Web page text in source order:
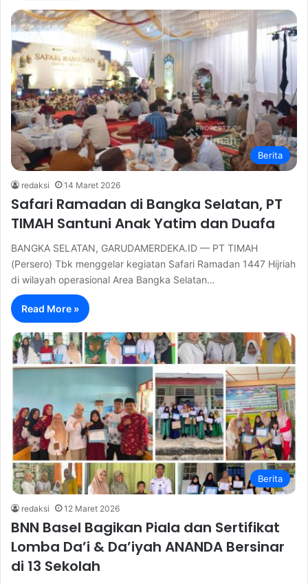
Berita
redaksi 14 Maret 2026
Safari Ramadan di Bangka Selatan, PT
TIMAH Santuni Anak Yatim dan Duafa
BANGKA SELATAN, GARUDAMERDEKA.ID — PT TIMAH
(Persero) Tbk menggelar kegiatan Safari Ramadan 1447 Hijriah
di wilayah operasional Area Bangka Selatan…
Read More »
Berita
redaksi 12 Maret 2026
BNN Basel Bagikan Piala dan Sertifikat
Lomba Da’i & Da’iyah ANANDA Bersinar
di 13 Sekolah